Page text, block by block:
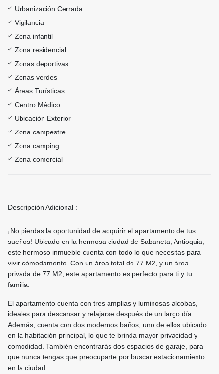
Urbanización Cerrada
Vigilancia
Zona infantil
Zona residencial
Zonas deportivas
Zonas verdes
Áreas Turísticas
Centro Médico
Ubicación Exterior
Zona campestre
Zona camping
Zona comercial
Descripción Adicional :
¡No pierdas la oportunidad de adquirir el apartamento de tus
sueños! Ubicado en la hermosa ciudad de Sabaneta, Antioquia,
este hermoso inmueble cuenta con todo lo que necesitas para
vivir cómodamente. Con un área total de 77 M2, y un área
privada de 77 M2, este apartamento es perfecto para ti y tu
familia.
El apartamento cuenta con tres amplias y luminosas alcobas,
ideales para descansar y relajarse después de un largo día.
Además, cuenta con dos modernos baños, uno de ellos ubicado
en la habitación principal, lo que te brinda mayor privacidad y
comodidad. También encontrarás dos espacios de garaje, para
que nunca tengas que preocuparte por buscar estacionamiento
en la ciudad.